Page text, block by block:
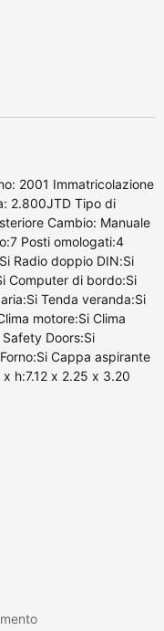
2001 Immatricolazione
2.800JTD Tipo di
Cambio: Manuale
Posti omologati:4
Radio doppio DIN:Si
Computer di bordo:Si
Tenda veranda:Si
motore:Si Clima
Doors:Si
Cappa aspirante
h:7.12 x 2.25 x 3.20